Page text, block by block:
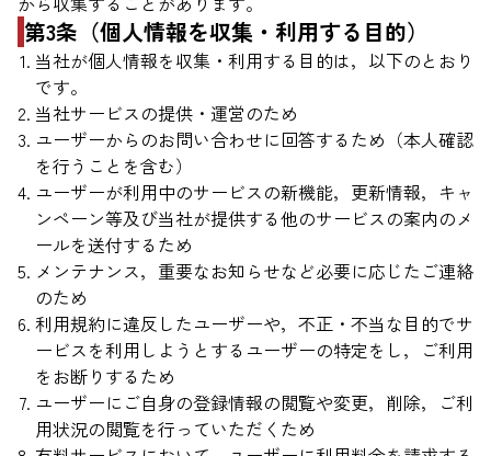
第3条（個人情報を収集・利用する目的）
当社が個人情報を収集・利用する目的は，以下のとおり
です。
当社サービスの提供・運営のため
ユーザーからのお問い合わせに回答するため（本人確認
を行うことを含む）
ユーザーが利用中のサービスの新機能，更新情報，キャ
ンペーン等及び当社が提供する他のサービスの案内のメ
ールを送付するため
メンテナンス，重要なお知らせなど必要に応じたご連絡
のため
利用規約に違反したユーザーや，不正・不当な目的でサ
ービスを利用しようとするユーザーの特定をし，ご利用
をお断りするため
ユーザーにご自身の登録情報の閲覧や変更，削除，ご利
用状況の閲覧を行っていただくため